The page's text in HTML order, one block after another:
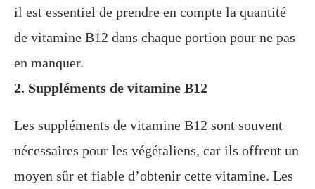
il est essentiel de prendre en compte la quantité
de vitamine B12 dans chaque portion pour ne pas
en manquer.
2. Suppléments de vitamine B12
Les suppléments de vitamine B12 sont souvent
nécessaires pour les végétaliens, car ils offrent un
moyen sûr et fiable d’obtenir cette vitamine. Les